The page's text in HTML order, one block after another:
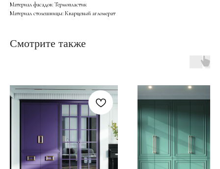
Материал фасадов: Термопластик
Материал столешницы: Кварцевый агломерат
Смотрите также